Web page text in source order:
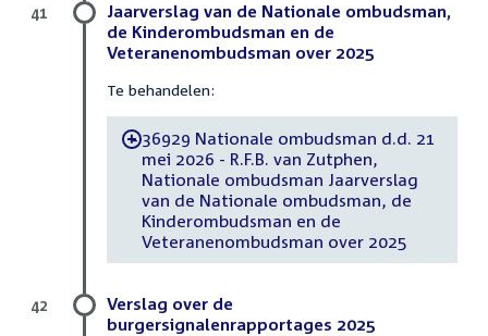
Jaarverslag van de Nationale ombudsman,
de Kinderombudsman en de
Veteranenombudsman over 2025
Te behandelen:
-36929 Nationale ombudsman d.d. 21
mei 2026 - R.F.B. van Zutphen,
Nationale ombudsman Jaarverslag
van de Nationale ombudsman, de
Kinderombudsman en de
Veteranenombudsman over 2025
41
Verslag over de
burgersignalenrapportages 2025
42